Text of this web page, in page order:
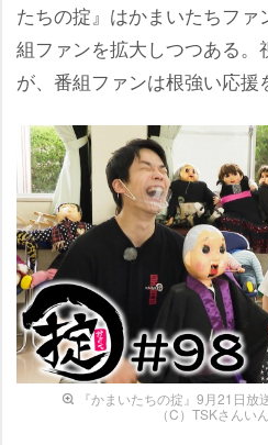
たちの掟』はかまいたちフ
組ファンを拡大しつつある。
が、番組ファンは根強い応援
『かまいたちの掟』9月21日放
（C）TSKさんい